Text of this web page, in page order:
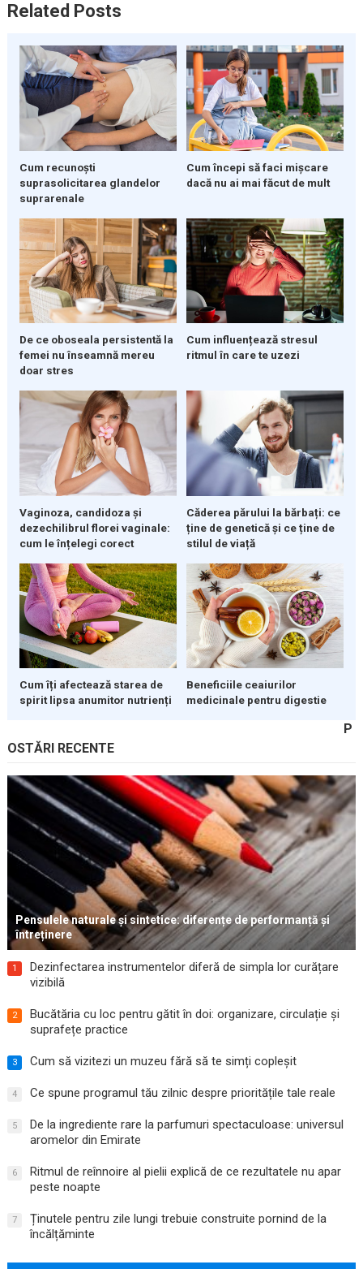
Related Posts
Cum recunoști
suprasolicitarea glandelor
suprarenale
Cum începi să faci mișcare
dacă nu ai mai făcut de mult
De ce oboseala persistentă la
femei nu înseamnă mereu
doar stres
Cum influențează stresul
ritmul în care te uzezi
Vaginoza, candidoza și
dezechilibrul florei vaginale:
cum le înțelegi corect
Căderea părului la bărbați: ce
ține de genetică și ce ține de
stilul de viață
Cum îți afectează starea de
spirit lipsa anumitor nutrienți
Beneficiile ceaiurilor
medicinale pentru digestie
P
OSTĂRI RECENTE
Pensulele naturale și sintetice: diferențe de performanță și
întreținere
1
Dezinfectarea instrumentelor diferă de simpla lor curățare
vizibilă
2
Bucătăria cu loc pentru gătit în doi: organizare, circulație și
suprafețe practice
3 Cum să vizitezi un muzeu fără să te simți copleșit
4 Ce spune programul tău zilnic despre prioritățile tale reale
5
De la ingrediente rare la parfumuri spectaculoase: universul
aromelor din Emirate
6
Ritmul de reînnoire al pielii explică de ce rezultatele nu apar
peste noapte
7
Ținutele pentru zile lungi trebuie construite pornind de la
încălțăminte